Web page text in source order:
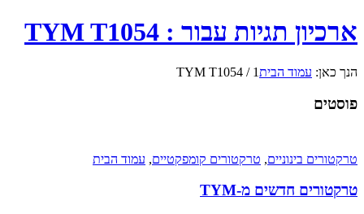
ארכיון תגיות עבור : TYM T1054
הנך כאן: עמוד הבית1
/
TYM T1054
פוסטים
טרקטורים בינוניים, טרקטורים קומפקטיים, עמוד הבית
טרקטורים חדשים מ-TYM